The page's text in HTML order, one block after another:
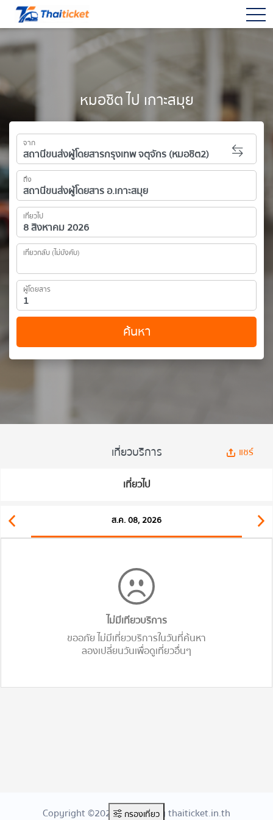
หมอชิต ไป เกาะสมุย
จาก
ถึง
เที่ยวไป
เที่ยวกลับ (ไม่บังคับ)
ผู้โดยสาร
ค้นหา
เที่ยวบริการ แชร์
เที่ยวไป
ส.ค. 08, 2026
ไม่มีเทียวบริการ
ขออภัย ไม่มีเที่ยวบริการในวันที่ค้นหา
ลองเปลี่ยนวันเพื่อดูเที่ยวอื่นๆ
กรองเที่ยว
Copyright ©2026 Created By thaiticket.in.th